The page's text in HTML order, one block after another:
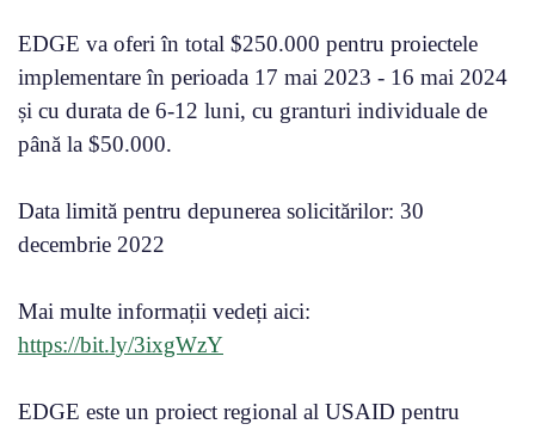
EDGE va oferi în total $250.000 pentru proiectele
implementare în perioada 17 mai 2023 - 16 mai 2024
și cu durata de 6-12 luni, cu granturi individuale de
până la $50.000.
Data limită pentru depunerea solicitărilor: 30
decembrie 2022
Mai multe informații vedeți aici:
https://bit.ly/3ixgWzY
EDGE este un proiect regional al USAID pentru